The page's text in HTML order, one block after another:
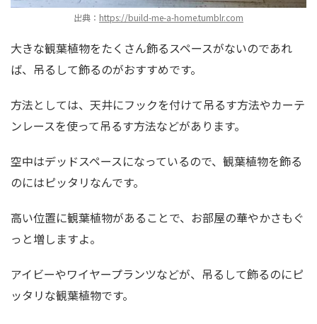
出典： https://build-me-a-home.tumblr.com
大きな観葉植物をたくさん飾るスペースがないのであれ
ば、吊るして飾るのがおすすめです。
方法としては、天井にフックを付けて吊るす方法やカーテ
ンレースを使って吊るす方法などがあります。
空中はデッドスペースになっているので、観葉植物を飾る
のにはピッタリなんです。
高い位置に観葉植物があることで、お部屋の華やかさもぐ
っと増しますよ。
アイビーやワイヤープランツなどが、吊るして飾るのにピ
ッタリな観葉植物です。